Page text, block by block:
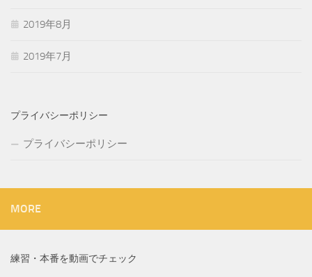
2019年8月
2019年7月
プライバシーポリシー
プライバシーポリシー
MORE
練習・本番を動画でチェック